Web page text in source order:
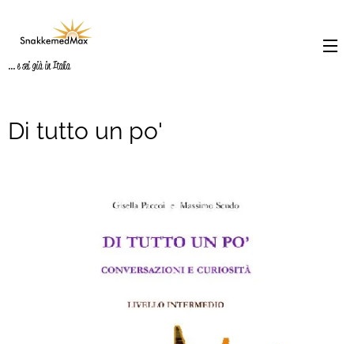
... e sei già in Italia
Di tutto un po'